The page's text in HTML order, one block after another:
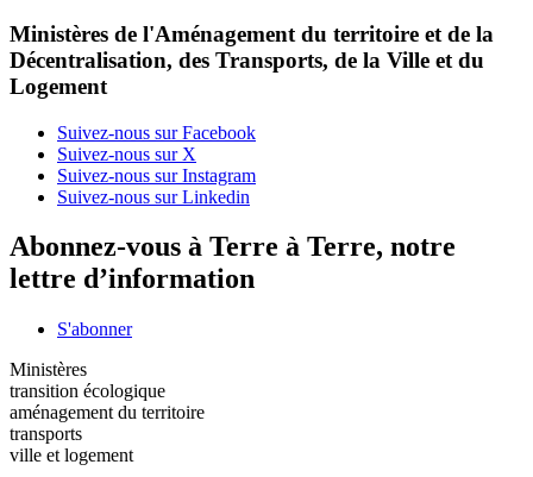
Ministères de l'Aménagement du territoire et de la
Décentralisation, des Transports, de la Ville et du
Logement
Suivez-nous sur Facebook
Suivez-nous sur X
Suivez-nous sur Instagram
Suivez-nous sur Linkedin
Abonnez-vous à Terre à Terre, notre
lettre d’information
S'abonner
Ministères
transition écologique
aménagement du territoire
transports
ville et logement